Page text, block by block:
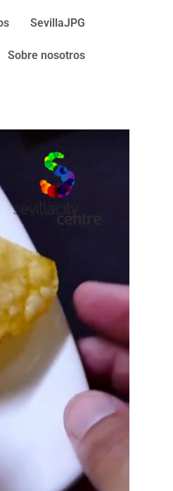
SevillaJPG
Sobre nosotros